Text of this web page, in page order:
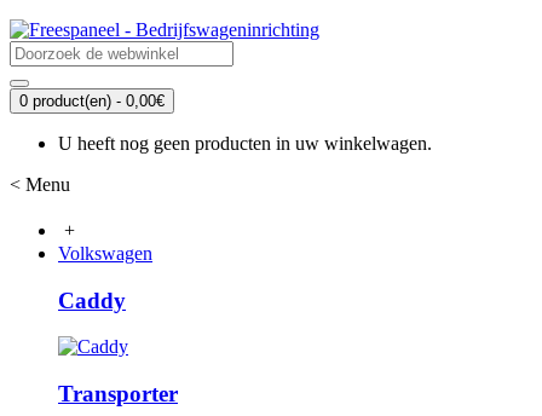
0 product(en) - 0,00€
U heeft nog geen producten in uw winkelwagen.
< Menu
+
Volkswagen
Caddy
Transporter